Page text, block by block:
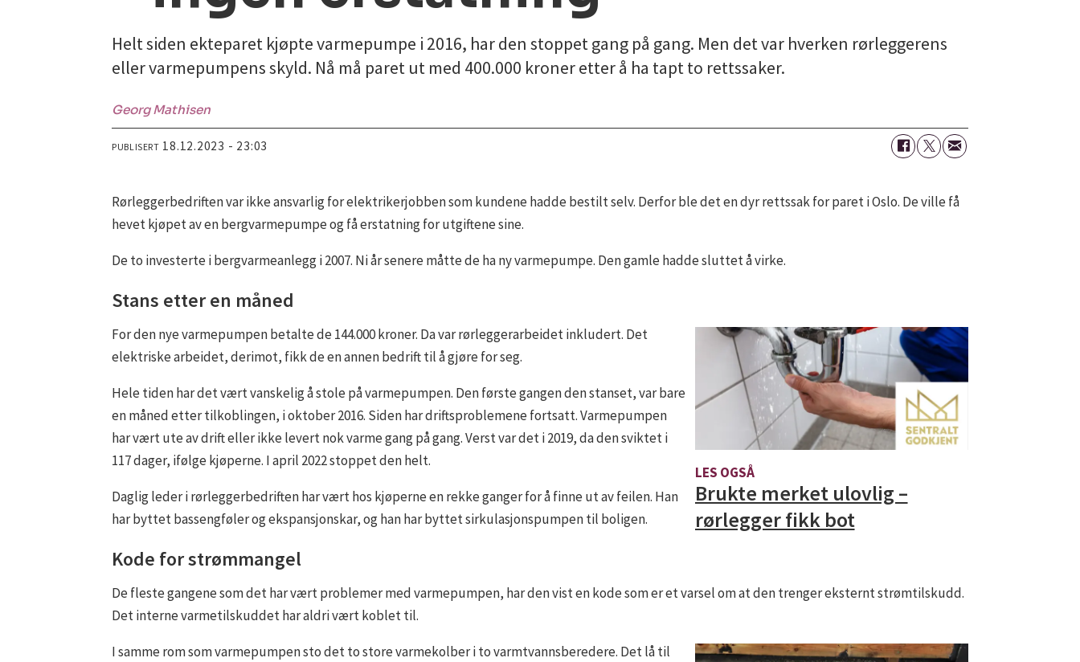
Helt siden ekteparet kjøpte varmepumpe i 2016, har den stoppet gang på gang. Men det var hverken rørleggerens
eller varmepumpens skyld. Nå må paret ut med 400.000 kroner etter å ha tapt to rettssaker.
Georg Mathisen
PUBLISERT 18.12.2023 - 23:03
Rørleggerbedriften var ikke ansvarlig for elektrikerjobben som kundene hadde bestilt selv. Derfor ble det en dyr rettssak for paret i Oslo. De ville få
hevet kjøpet av en bergvarmepumpe og få erstatning for utgiftene sine.
De to investerte i bergvarmeanlegg i 2007. Ni år senere måtte de ha ny varmepumpe. Den gamle hadde sluttet å virke.
Stans etter en måned
LES OGSÅ
Brukte merket ulovlig –
rørlegger fikk bot
For den nye varmepumpen betalte de 144.000 kroner. Da var rørleggerarbeidet inkludert. Det
elektriske arbeidet, derimot, fikk de en annen bedrift til å gjøre for seg.
Hele tiden har det vært vanskelig å stole på varmepumpen. Den første gangen den stanset, var bare
en måned etter tilkoblingen, i oktober 2016. Siden har driftsproblemene fortsatt. Varmepumpen
har vært ute av drift eller ikke levert nok varme gang på gang. Verst var det i 2019, da den sviktet i
117 dager, ifølge kjøperne. I april 2022 stoppet den helt.
Daglig leder i rørleggerbedriften har vært hos kjøperne en rekke ganger for å finne ut av feilen. Han
har byttet bassengføler og ekspansjonskar, og han har byttet sirkulasjonspumpen til boligen.
Kode for strømmangel
De fleste gangene som det har vært problemer med varmepumpen, har den vist en kode som er et varsel om at den trenger eksternt strømtilskudd.
Det interne varmetilskuddet har aldri vært koblet til.
I samme rom som varmepumpen sto det to store varmekolber i to varmtvannsberedere. Det lå til